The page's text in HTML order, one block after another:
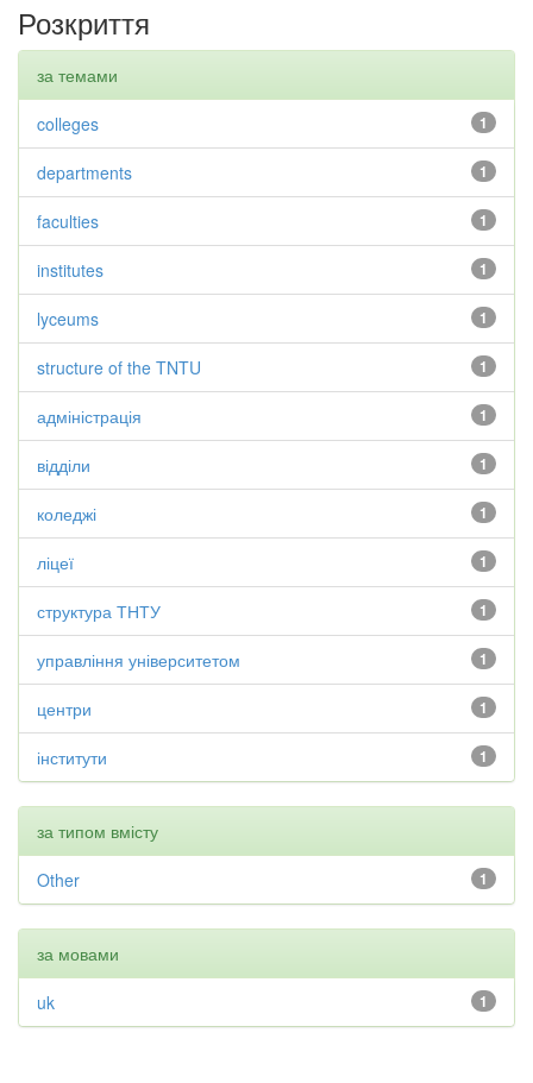
Розкриття
за темами
1
colleges
1
departments
1
faculties
1
institutes
1
lyceums
1
structure of the TNTU
1
адміністрація
1
відділи
1
коледжі
1
ліцеї
1
структура ТНТУ
1
управління університетом
1
центри
1
інститути
за типом вмісту
1
Other
за мовами
1
uk